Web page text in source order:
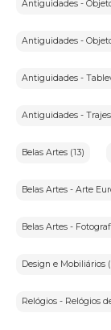
Antiguidades -
Antiguidades -
Antiguidades -
Antiguidades -
Belas Artes (13)
Belas Artes - Arte
Belas Artes -
Design e Mobiliários
Relógios - Relógios